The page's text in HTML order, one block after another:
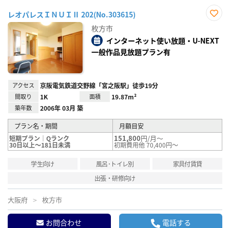
レオパレスＩＮＵＩⅡ 202(No.303615)
り登
録
枚方市
インターネット使い放題・U-NEXT
一般作品見放題プラン有
アクセス 京阪電気鉄道交野線「宮之阪駅」徒歩19分
間取り 1K 面積 19.87m²
築年数 2006年 03月 築
プラン名・期間
月額目安
短期プラン｜Qランク
30日以上～181日未満
151,800円/月～
初期費用他 70,400円～
学生向け 風呂･トイレ別
家具付賃貸
出張・研修向け
大阪府 枚方市
お問合わせ 電話する